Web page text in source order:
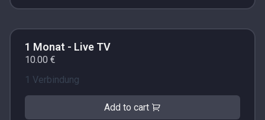
1 Monat - Live TV
10.00 €
1 Verbindung
Add to cart